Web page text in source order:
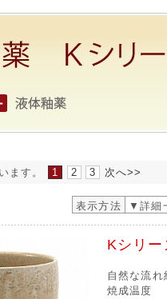
ます。 1 2 3 次へ>>
表示方法 ▼詳細
Kシリ
自然な流れ
焼成温度